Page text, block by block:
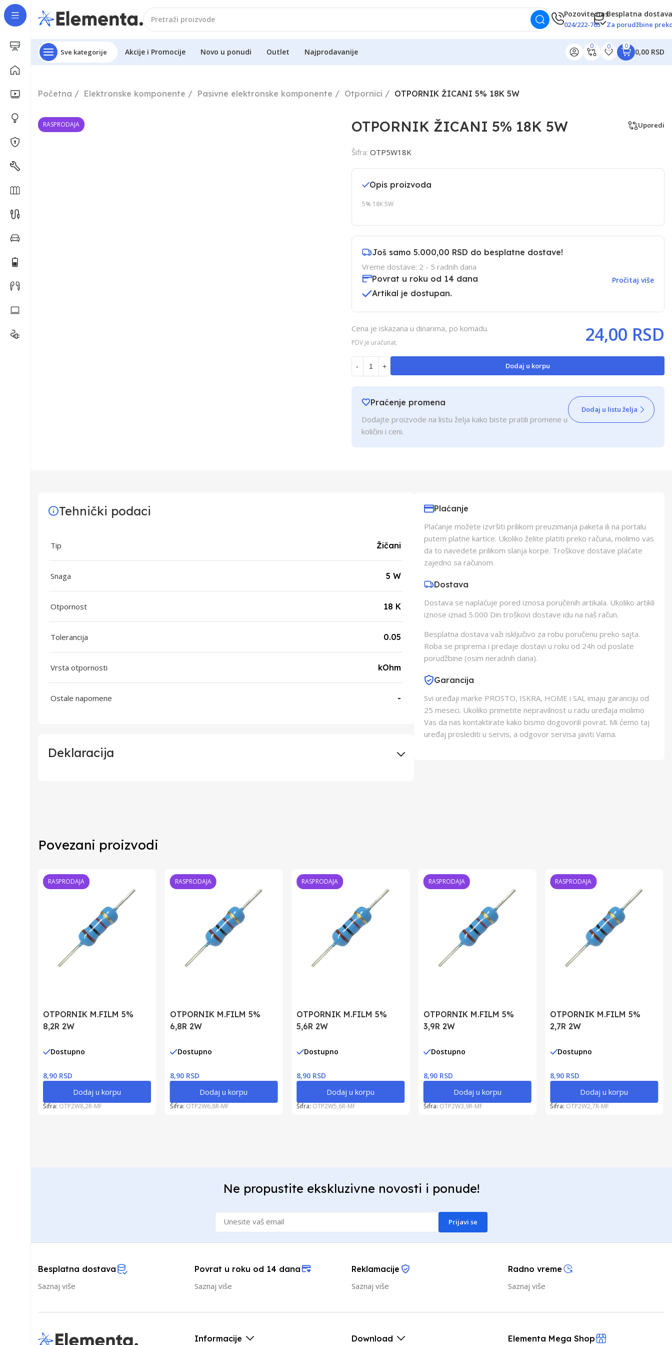
Pozovite nas
024/222-765
Besplatna
Za porudžbine
Sve kategorije Akcije i Promocije Novo u ponudi Outlet Najprodavanije
0 0 0
0,00 RSD
Početna Elektronske komponente Pasivne elektronske komponente Otpornici OTPORNIK ŽICANI 5% 18K 5W
RASPRODAJA OTPORNIK ŽICANI 5% 18K 5W Uporedi
Šifra: OTP5W18K
Opis proizvoda
5% 18K 5W
Još samo 5.000,00 RSD do besplatne dostave!
Vreme dostave: 2 - 5 radnih dana
Povrat u roku od 14 dana
Pročitaj više
Artikal je dostupan.
Cena je iskazana u dinarima, po komadu.
PDV je uračunat. 24,00 RSD
- + Dodaj u korpu
Praćenje promena
Dodajte proizvode na listu želja kako biste pratili promene u
količini i ceni.
Dodaj u listu želja
Tehnički podaci
Tip Žičani
Snaga 5 W
Otpornost 18 K
Tolerancija 0.05
Vrsta otpornosti kOhm
Ostale napomene -
Deklaracija
Zemlja Porekla
Zemlja Uvoza
Plaćanje
Plaćanje možete izvršiti prilikom preuzimanja paketa ili na portalu
putem platne kartice. Ukoliko želite platiti preko računa, molimo vas
da to navedete prilikom slanja korpe. Troškove dostave plaćate
zajedno sa računom.
Dostava
Dostava se naplaćuje pored iznosa poručenih artikala. Ukoliko artikli
iznose iznad 5.000 Din troškovi dostave idu na naš račun.
Besplatna dostava važi isključivo za robu poručenu preko sajta.
Roba se priprema i predaje dostavi u roku od 24h od poslate
porudžbine (osim neradnih dana).
Garancija
Svi uređaji marke PROSTO, ISKRA, HOME i SAL imaju garanciju od
25 meseci. Ukoliko primetite nepravilnost u radu uređaja molimo
Vas da nas kontaktirate kako bismo dogovorili povrat. Mi ćemo taj
uređaj proslediti u servis, a odgovor servisa javiti Vama.
Povezani proizvodi
RASPRODAJA
OTPORNIK M.FILM 5%
8,2R 2W
Dostupno
8,90 RSD
Dodaj u korpu
Šifra: OTP2W8,2R-MF
RASPRODAJA
OTPORNIK M.FILM 5%
6,8R 2W
Dostupno
8,90 RSD
Dodaj u korpu
Šifra: OTP2W6,8R-MF
RASPRODAJA
OTPORNIK M.FILM 5%
5,6R 2W
Dostupno
8,90 RSD
Dodaj u korpu
Šifra: OTP2W5,6R-MF
RASPRODAJA
OTPORNIK M.FILM 5%
3,9R 2W
Dostupno
8,90 RSD
Dodaj u korpu
Šifra: OTP2W3,9R-MF
RASPRODAJA
OTPORNIK M.FILM 5%
2,7R 2W
Dostupno
8,90 RSD
Dodaj u korpu
Šifra: OTP2W2,7R-MF
Ne propustite ekskluzivne novosti i ponude!
Prijavi se
Besplatna dostava
Saznaj više
Povrat u roku od 14 dana
Saznaj više
Reklamacije
Saznaj više
Radno vreme
Saznaj više
Informacije Download Elementa Mega Shop